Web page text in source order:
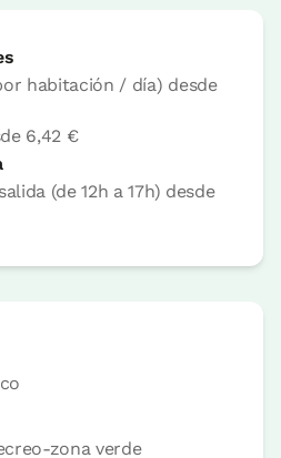
cama doble
con ducha
habitación / día) desde
6,42 €
(de 12h a 17h) desde
zona verde